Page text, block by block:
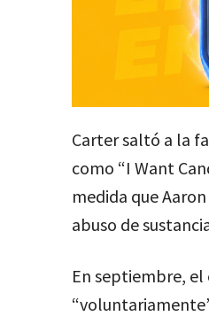
Carter saltó a la
como “I Want
medida que
abuso de
En septiembre, el